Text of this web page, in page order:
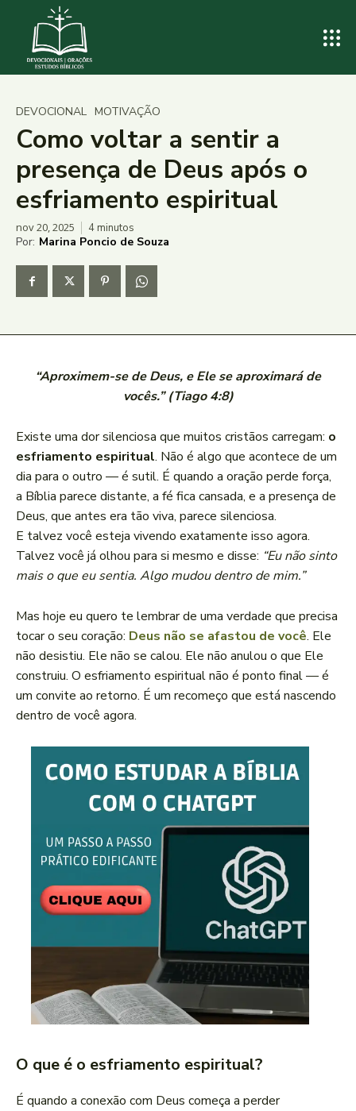
DEVOCIONAL MOTIVAÇÃO
Como voltar a sentir a
presença de Deus após o
esfriamento espiritual
nov 20, 2025 4minutos
Por: Marina Poncio de Souza
“Aproximem-se de Deus, e Ele se aproximará de
vocês.” (Tiago 4:8)
Existe uma dor silenciosa que muitos cristãos carregam: o
esfriamento espiritual. Não é algo que acontece de um
dia para o outro — é sutil. É quando a oração perde força,
a Bíblia parece distante, a fé fica cansada, e a presença de
Deus, que antes era tão viva, parece silenciosa.
E talvez você esteja vivendo exatamente isso agora.
Talvez você já olhou para si mesmo e disse: “Eu não sinto
mais o que eu sentia. Algo mudou dentro de mim.”
Mas hoje eu quero te lembrar de uma verdade que precisa
tocar o seu coração: Deus não se afastou de você. Ele
não desistiu. Ele não se calou. Ele não anulou o que Ele
construiu. O esfriamento espiritual não é ponto final — é
um convite ao retorno. É um recomeço que está nascendo
dentro de você agora.
O que é o esfriamento espiritual?
É quando a conexão com Deus começa a perder